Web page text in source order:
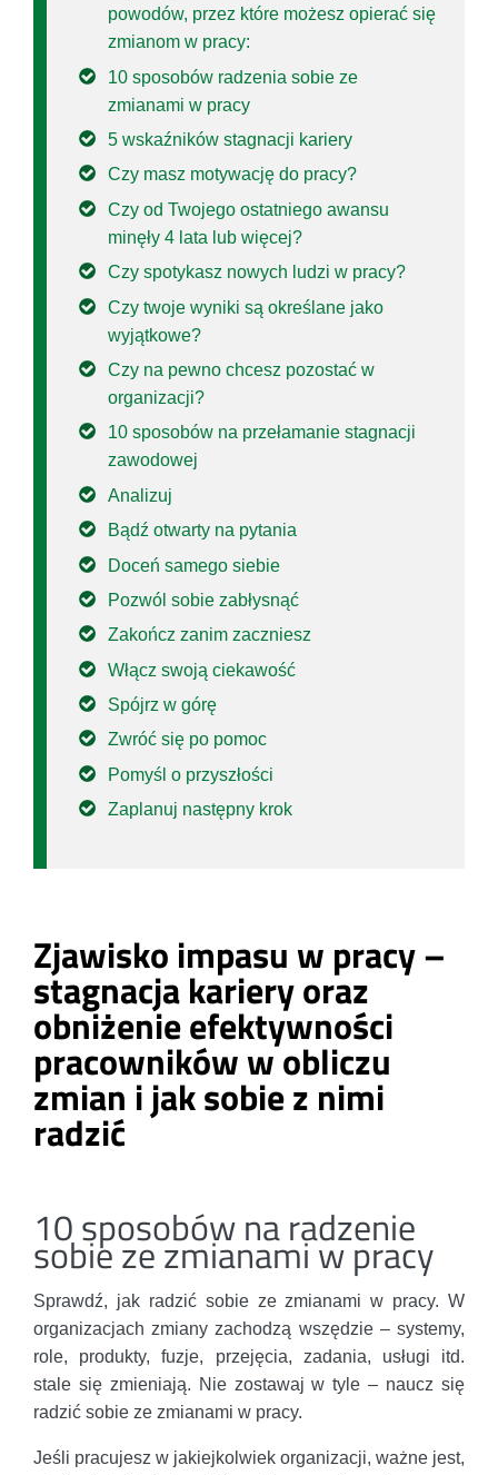
powodów, przez które możesz opierać się
zmianom w pracy:
10 sposobów radzenia sobie ze
zmianami w pracy
5 wskaźników stagnacji kariery
Czy masz motywację do pracy?
Czy od Twojego ostatniego awansu
minęły 4 lata lub więcej?
Czy spotykasz nowych ludzi w pracy?
Czy twoje wyniki są określane jako
wyjątkowe?
Czy na pewno chcesz pozostać w
organizacji?
10 sposobów na przełamanie stagnacji
zawodowej
Analizuj
Bądź otwarty na pytania
Doceń samego siebie
Pozwól sobie zabłysnąć
Zakończ zanim zaczniesz
Włącz swoją ciekawość
Spójrz w górę
Zwróć się po pomoc
Pomyśl o przyszłości
Zaplanuj następny krok
Zjawisko impasu w pracy –
stagnacja kariery oraz
obniżenie efektywności
pracowników w obliczu
zmian i jak sobie z nimi
radzić
10 sposobów na radzenie
sobie ze zmianami w pracy
Sprawdź, jak radzić sobie ze zmianami w pracy. W
organizacjach zmiany zachodzą wszędzie – systemy,
role, produkty, fuzje, przejęcia, zadania, usługi itd.
stale się zmieniają. Nie zostawaj w tyle – naucz się
radzić sobie ze zmianami w pracy.
Jeśli pracujesz w jakiejkolwiek organizacji, ważne jest,